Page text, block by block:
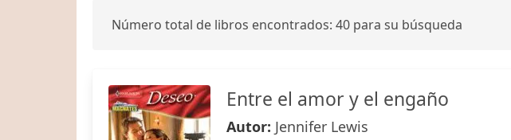
Número total de libros encontrados: 40 para su búsqueda
Entre el amor y el engaño
Autor: Jennifer Lewis